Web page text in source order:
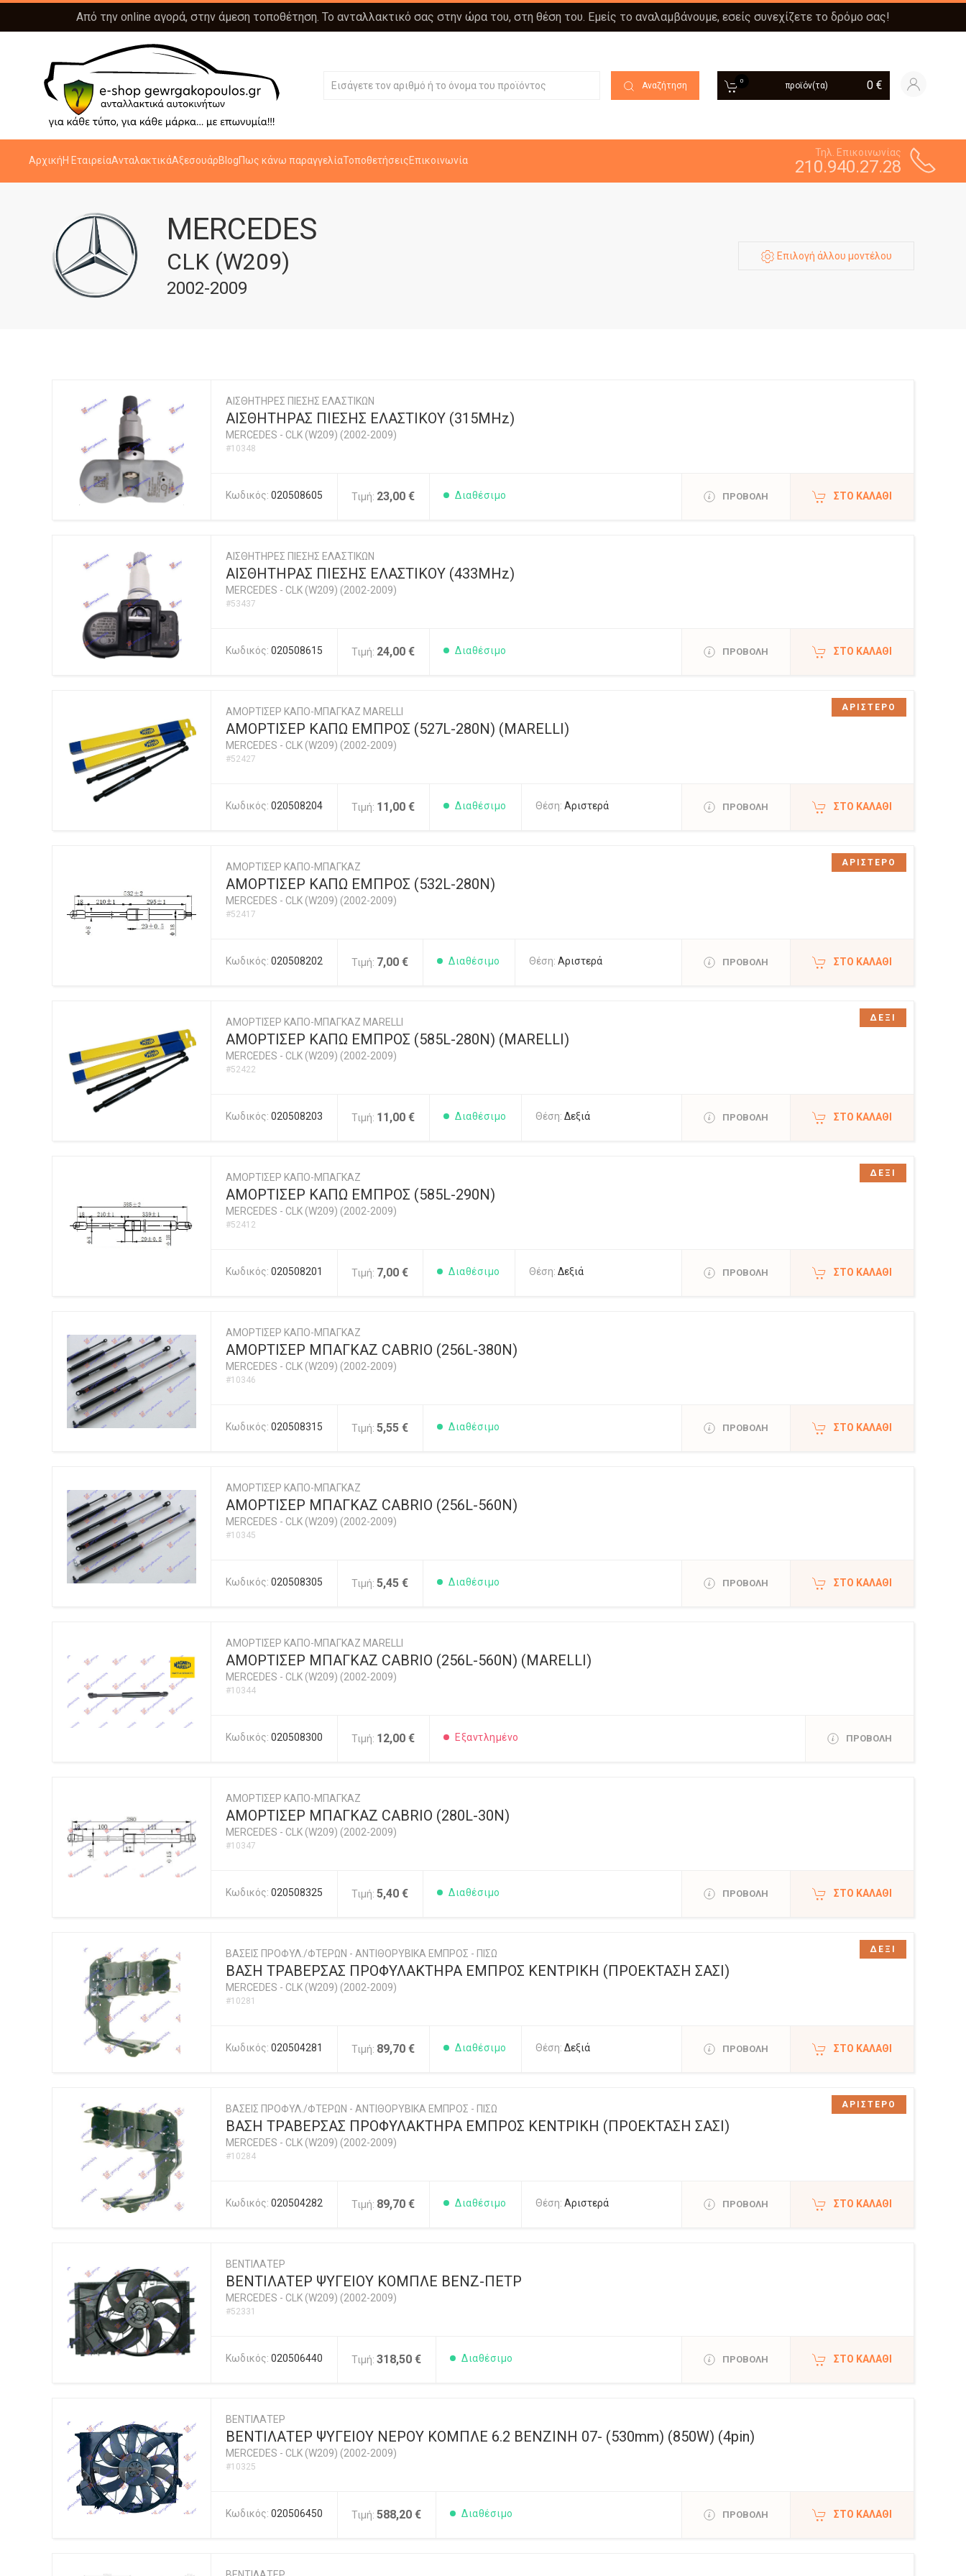
Από την online αγορά, στην άμεση τοποθέτηση. Το ανταλλακτικό σας στην ώρα του, στη θέση του. Εμείς το αναλαμβάνουμε, εσείς συνεχίζετε το δρόμο σας!
Αναζήτηση 0 προϊόν(τα) 0 €
ΑρχικήΗ ΕταιρείαΑνταλακτικάΑξεσουάρBlogΠως κάνω παραγγελίαΤοποθετήσειςΕπικοινωνία
Τηλ. Επικοινωνίας
210.940.27.28
MERCEDES
CLK (W209)
2002-2009
Επιλογή άλλου μοντέλου
ΑΙΣΘΗΤΗΡΕΣ ΠΙΕΣΗΣ ΕΛΑΣΤΙΚΩΝ
ΑΙΣΘΗΤΗΡΑΣ ΠΙΕΣΗΣ ΕΛΑΣΤΙΚΟΥ (315MHz)
MERCEDES - CLK (W209) (2002-2009)
#10348
Κωδικός: 020508605 Τιμή: 23,00 € Διαθέσιμο ΠΡΟΒΟΛΗ ΣΤΟ ΚΑΛΆΘΙ
ΑΙΣΘΗΤΗΡΕΣ ΠΙΕΣΗΣ ΕΛΑΣΤΙΚΩΝ
ΑΙΣΘΗΤΗΡΑΣ ΠΙΕΣΗΣ ΕΛΑΣΤΙΚΟΥ (433MHz)
MERCEDES - CLK (W209) (2002-2009)
#53437
Κωδικός: 020508615 Τιμή: 24,00 € Διαθέσιμο ΠΡΟΒΟΛΗ ΣΤΟ ΚΑΛΆΘΙ
ΑΜΟΡΤΙΣΕΡ ΚΑΠΟ-ΜΠΑΓΚΑΖ MARELLI
ΑΜΟΡΤΙΣΕΡ ΚΑΠΩ ΕΜΠΡΟΣ (527L-280N) (MARELLI)
MERCEDES - CLK (W209) (2002-2009)
#52427
Κωδικός: 020508204 Τιμή: 11,00 € Διαθέσιμο Θέση: Αριστερά ΠΡΟΒΟΛΗ ΣΤΟ ΚΑΛΆΘΙ
ΑΡΙΣΤΕΡΟ
ΑΜΟΡΤΙΣΕΡ ΚΑΠΟ-ΜΠΑΓΚΑΖ
ΑΜΟΡΤΙΣΕΡ ΚΑΠΩ ΕΜΠΡΟΣ (532L-280N)
MERCEDES - CLK (W209) (2002-2009)
#52417
Κωδικός: 020508202 Τιμή: 7,00 € Διαθέσιμο Θέση: Αριστερά ΠΡΟΒΟΛΗ ΣΤΟ ΚΑΛΆΘΙ
ΑΡΙΣΤΕΡΟ
ΑΜΟΡΤΙΣΕΡ ΚΑΠΟ-ΜΠΑΓΚΑΖ MARELLI
ΑΜΟΡΤΙΣΕΡ ΚΑΠΩ ΕΜΠΡΟΣ (585L-280N) (MARELLI)
MERCEDES - CLK (W209) (2002-2009)
#52422
Κωδικός: 020508203 Τιμή: 11,00 € Διαθέσιμο Θέση: Δεξιά ΠΡΟΒΟΛΗ ΣΤΟ ΚΑΛΆΘΙ
ΔΕΞΙ
ΑΜΟΡΤΙΣΕΡ ΚΑΠΟ-ΜΠΑΓΚΑΖ
ΑΜΟΡΤΙΣΕΡ ΚΑΠΩ ΕΜΠΡΟΣ (585L-290N)
MERCEDES - CLK (W209) (2002-2009)
#52412
Κωδικός: 020508201 Τιμή: 7,00 € Διαθέσιμο Θέση: Δεξιά ΠΡΟΒΟΛΗ ΣΤΟ ΚΑΛΆΘΙ
ΔΕΞΙ
ΑΜΟΡΤΙΣΕΡ ΚΑΠΟ-ΜΠΑΓΚΑΖ
ΑΜΟΡΤΙΣΕΡ ΜΠΑΓΚΑΖ CABRIO (256L-380N)
MERCEDES - CLK (W209) (2002-2009)
#10346
Κωδικός: 020508315 Τιμή: 5,55 € Διαθέσιμο ΠΡΟΒΟΛΗ ΣΤΟ ΚΑΛΆΘΙ
ΑΜΟΡΤΙΣΕΡ ΚΑΠΟ-ΜΠΑΓΚΑΖ
ΑΜΟΡΤΙΣΕΡ ΜΠΑΓΚΑΖ CABRIO (256L-560N)
MERCEDES - CLK (W209) (2002-2009)
#10345
Κωδικός: 020508305 Τιμή: 5,45 € Διαθέσιμο ΠΡΟΒΟΛΗ ΣΤΟ ΚΑΛΆΘΙ
ΑΜΟΡΤΙΣΕΡ ΚΑΠΟ-ΜΠΑΓΚΑΖ MARELLI
ΑΜΟΡΤΙΣΕΡ ΜΠΑΓΚΑΖ CABRIO (256L-560N) (MARELLI)
MERCEDES - CLK (W209) (2002-2009)
#10344
Κωδικός: 020508300 Τιμή: 12,00 € Εξαντλημένο ΠΡΟΒΟΛΗ
ΑΜΟΡΤΙΣΕΡ ΚΑΠΟ-ΜΠΑΓΚΑΖ
ΑΜΟΡΤΙΣΕΡ ΜΠΑΓΚΑΖ CABRIO (280L-30N)
MERCEDES - CLK (W209) (2002-2009)
#10347
Κωδικός: 020508325 Τιμή: 5,40 € Διαθέσιμο ΠΡΟΒΟΛΗ ΣΤΟ ΚΑΛΆΘΙ
ΒΑΣΕΙΣ ΠΡΟΦΥΛ./ΦΤΕΡΩΝ - ΑΝΤΙΘΟΡΥΒΙΚΑ ΕΜΠΡΟΣ - ΠΙΣΩ
ΒΑΣΗ ΤΡΑΒΕΡΣΑΣ ΠΡΟΦΥΛΑΚΤΗΡΑ ΕΜΠΡΟΣ ΚΕΝΤΡΙΚΗ (ΠΡΟΕΚΤΑΣΗ ΣΑΣΙ)
MERCEDES - CLK (W209) (2002-2009)
#10281
Κωδικός: 020504281 Τιμή: 89,70 € Διαθέσιμο Θέση: Δεξιά ΠΡΟΒΟΛΗ ΣΤΟ ΚΑΛΆΘΙ
ΔΕΞΙ
ΒΑΣΕΙΣ ΠΡΟΦΥΛ./ΦΤΕΡΩΝ - ΑΝΤΙΘΟΡΥΒΙΚΑ ΕΜΠΡΟΣ - ΠΙΣΩ
ΒΑΣΗ ΤΡΑΒΕΡΣΑΣ ΠΡΟΦΥΛΑΚΤΗΡΑ ΕΜΠΡΟΣ ΚΕΝΤΡΙΚΗ (ΠΡΟΕΚΤΑΣΗ ΣΑΣΙ)
MERCEDES - CLK (W209) (2002-2009)
#10284
Κωδικός: 020504282 Τιμή: 89,70 € Διαθέσιμο Θέση: Αριστερά ΠΡΟΒΟΛΗ ΣΤΟ ΚΑΛΆΘΙ
ΑΡΙΣΤΕΡΟ
ΒΕΝΤΙΛΑΤΕΡ
ΒΕΝΤΙΛΑΤΕΡ ΨΥΓΕΙΟΥ ΚΟΜΠΛΕ ΒΕΝΖ-ΠΕΤΡ
MERCEDES - CLK (W209) (2002-2009)
#52331
Κωδικός: 020506440 Τιμή: 318,50 € Διαθέσιμο ΠΡΟΒΟΛΗ ΣΤΟ ΚΑΛΆΘΙ
ΒΕΝΤΙΛΑΤΕΡ
ΒΕΝΤΙΛΑΤΕΡ ΨΥΓΕΙΟΥ ΝΕΡΟΥ ΚΟΜΠΛΕ 6.2 ΒΕΝΖΙΝΗ 07- (530mm) (850W) (4pin)
MERCEDES - CLK (W209) (2002-2009)
#10325
Κωδικός: 020506450 Τιμή: 588,20 € Διαθέσιμο ΠΡΟΒΟΛΗ ΣΤΟ ΚΑΛΆΘΙ